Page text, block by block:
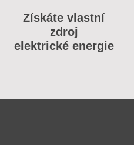
Získáte vlastní
zdroj
elektrické energie